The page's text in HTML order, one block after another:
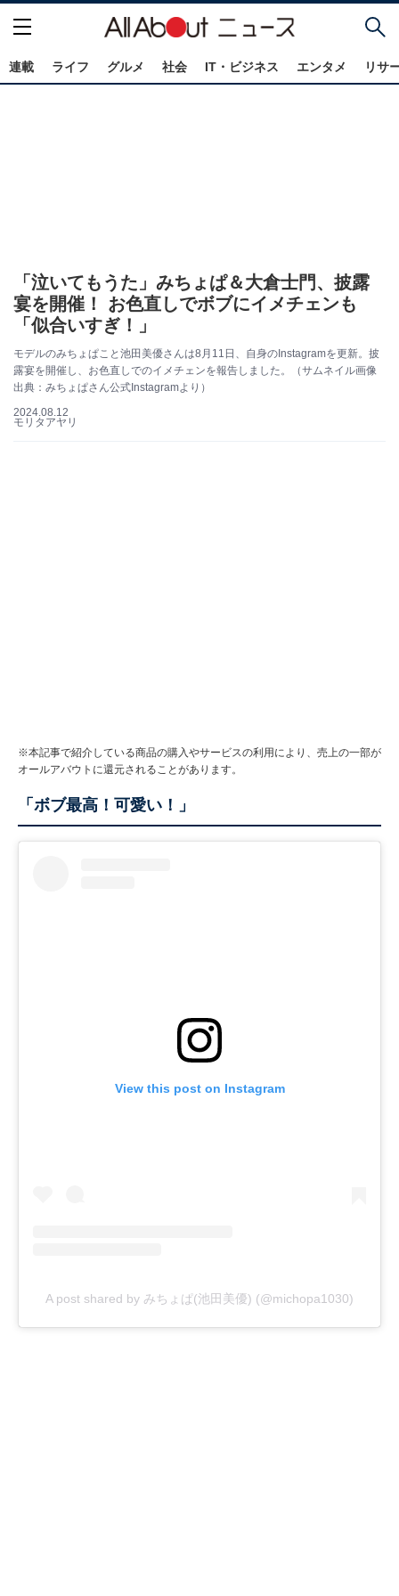
連載 ライフ グルメ 社会 IT・ビジネス エンタメ リサ
「泣いてもうた」みちょぱ＆大倉士門、披露
宴を開催！ お色直しでボブにイメチェンも
「似合いすぎ！」
モデルのみちょぱこと池田美優さんは8月11日、自身のInstagramを更新。披
露宴を開催し、お色直しでのイメチェンを報告しました。（サムネイル画像
出典：みちょぱさん公式Instagramより）
2024.08.12
モリタアヤリ
※本記事で紹介している商品の購入やサービスの利用により、売上の一部が
オールアバウトに還元されることがあります。
「ボブ最高！可愛い！」
View this post on Instagram
A post shared by みちょぱ(池田美優) (@michopa1030)